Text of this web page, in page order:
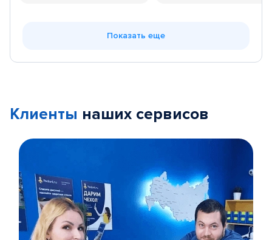
Показать еще
Клиенты наших сервисов